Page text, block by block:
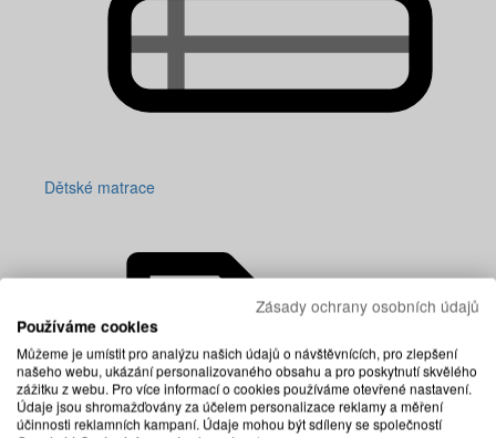
Dětské matrace
Zásady ochrany osobních údajů
Používáme cookies
Můžeme je umístit pro analýzu našich údajů o návštěvnících, pro zlepšení
našeho webu, ukázání personalizovaného obsahu a pro poskytnutí skvělého
zážitku z webu. Pro více informací o cookies používáme otevřené nastavení.
Údaje jsou shromažďovány za účelem personalizace reklamy a měření
účinnosti reklamních kampaní. Údaje mohou být sdíleny se společností